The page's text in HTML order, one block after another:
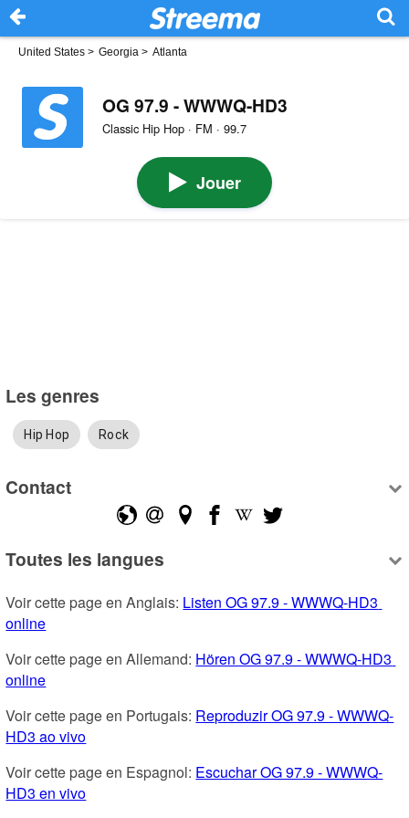
United States > Georgia > Atlanta
OG 97.9 - WWWQ-HD3
Classic Hip Hop · FM · 99.7
Jouer
Les genres
Hip Hop Rock
Contact
Toutes les langues
Voir cette page en Anglais: Listen OG 97.9 - WWWQ-HD3
online
Voir cette page en Allemand: Hören OG 97.9 - WWWQ-HD3
online
Voir cette page en Portugais: Reproduzir OG 97.9 - WWWQ-
HD3 ao vivo
Voir cette page en Espagnol: Escuchar OG 97.9 - WWWQ-
HD3 en vivo